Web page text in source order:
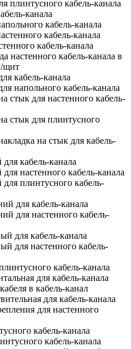
плинтусного кабель-канала
канала
кабель-канала
кабель-канала
кабель-канала
настенного кабель-канала в
щит
кабель-канала
напольного кабель-канала
стык для настенного кабель-
стык для плинтусного
на стык для кабель-
кабель-канала
настенного кабель-канала
плинтусного кабель-
для кабель-канала
для настенного кабель-
для кабель-канала
для настенного кабель-
кабель-канала
для кабель-канала
в кабель-канал
для кабель-канала
для настенного
кабель-канала
кабель-канала